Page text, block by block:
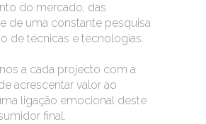
do mercado, das
de uma constante pesquisa
de técnicas e tecnologias.
a cada projecto com a
acrescentar valor ao
ligação emocional deste
final.